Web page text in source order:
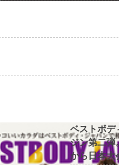
ベストボデ
ジン第二弾
から日本大